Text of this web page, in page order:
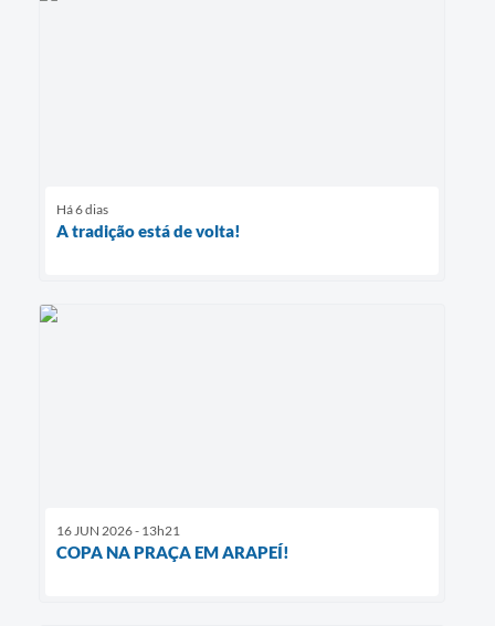
Há 6 dias
A tradição está de volta!
16 JUN 2026 - 13h21
COPA NA PRAÇA EM ARAPEÍ!